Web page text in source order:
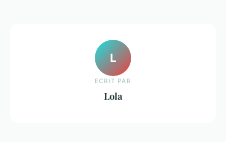
L
ECRIT PAR
Lola